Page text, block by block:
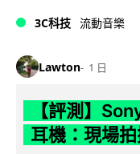
3C科技 流動音樂
Lawton 1 日
【評測】
耳機：現場